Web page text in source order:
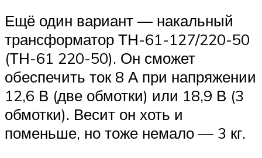
Ещё один вариант — накальный
трансформатор ТН-61-127/220-50
(ТН-61 220-50). Он сможет
обеспечить ток 8 А при напряжении
12,6 В (две обмотки) или 18,9 В (3
обмотки). Весит он хоть и
поменьше, но тоже немало — 3 кг.